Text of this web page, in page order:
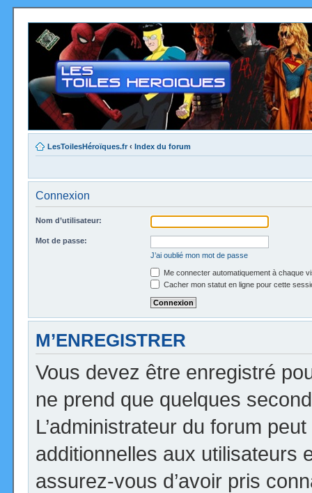
LesToilesHéroïques.fr ‹ Index du forum
Connexion
Nom d’utilisateur:
Mot de passe:
J’ai oublié mon mot de passe
Me connecter automatiquement à chaque
Cacher mon statut en ligne pour cette
M’ENREGISTRER
Vous devez être enregistré
ne prend que quelques
L’administrateur du forum
additionnelles aux utilisateurs
assurez-vous d’avoir pris